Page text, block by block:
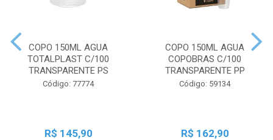
COPO 150ML AGUA
TOTALPLAST C/100
TRANSPARENTE PS
Código: 77774
R$ 145,90
COPO 150ML AGUA
COPOBRAS C/100
TRANSPARENTE PP
Código: 59134
R$ 162,90